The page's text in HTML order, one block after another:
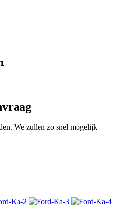
We zullen zo snel mogelijk